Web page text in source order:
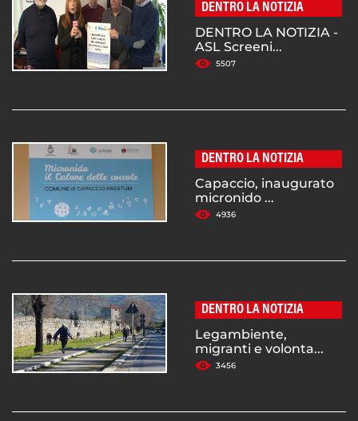
DENTRO LA NOTIZIA
DENTRO LA NOTIZIA -
ASL Screeni...
5507
DENTRO LA NOTIZIA
Capaccio, inaugurato
micronido ...
4936
DENTRO LA NOTIZIA
Legambiente,
migranti e volonta...
3456